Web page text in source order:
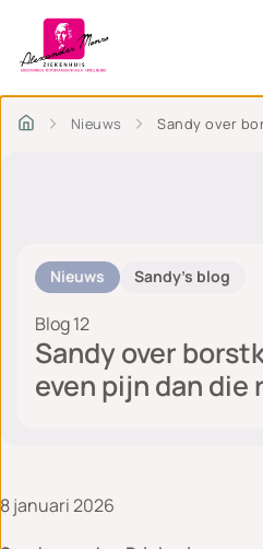
Nieuws Sandy over
Nieuws Sandy's blog
Blog 12
Sandy over
even pijn dan
8 januari 2026